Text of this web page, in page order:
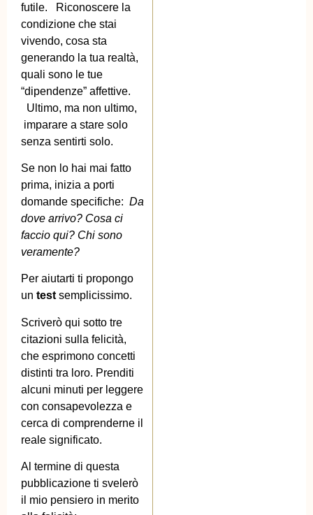
futile. Riconoscere la
condizione che stai
vivendo, cosa sta
generando la tua realtà,
quali sono le tue
“dipendenze” affettive.
Ultimo, ma non ultimo,
imparare a stare solo
senza sentirti solo.
Se non lo hai mai fatto
prima, inizia a porti
domande specifiche: Da
dove arrivo? Cosa ci
faccio qui? Chi sono
veramente?
Per aiutarti ti propongo
un testsemplicissimo.
Scriverò qui sotto tre
citazioni sulla felicità,
che esprimono concetti
distinti tra loro. Prenditi
alcuni minuti per leggere
con consapevolezza e
cerca di comprenderne il
reale significato.
Al termine di questa
pubblicazione ti svelerò
il mio pensiero in merito